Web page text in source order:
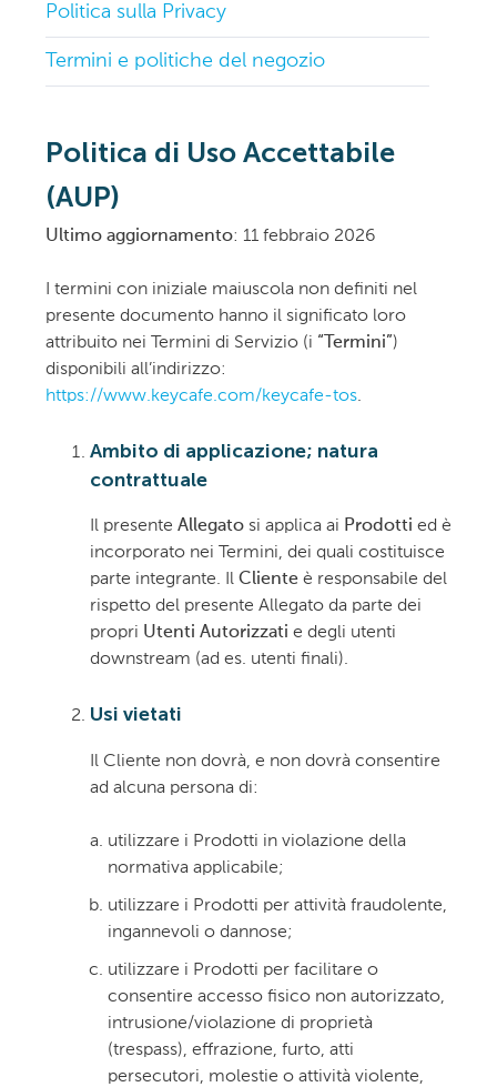
Politica sulla Privacy
Termini e politiche del negozio
Politica di Uso Accettabile
(AUP)
Ultimo aggiornamento: 11 febbraio 2026
I termini con iniziale maiuscola non definiti nel
presente documento hanno il significato loro
attribuito nei Termini di Servizio (i “Termini”)
disponibili all’indirizzo:
https://www.keycafe.com/keycafe-tos.
Ambito di applicazione; natura
contrattuale
Il presente Allegato si applica ai Prodotti ed è
incorporato nei Termini, dei quali costituisce
parte integrante. Il Cliente è responsabile del
rispetto del presente Allegato da parte dei
propri Utenti Autorizzati e degli utenti
downstream (ad es. utenti finali).
Usi vietati
Il Cliente non dovrà, e non dovrà consentire
ad alcuna persona di:
utilizzare i Prodotti in violazione della
normativa applicabile;
utilizzare i Prodotti per attività fraudolente,
ingannevoli o dannose;
utilizzare i Prodotti per facilitare o
consentire accesso fisico non autorizzato,
intrusione/violazione di proprietà
(trespass), effrazione, furto, atti
persecutori, molestie o attività violente,